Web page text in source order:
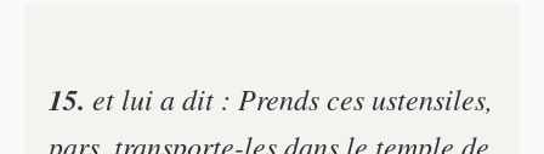
15. et lui a dit : Prends ces ustensiles,
pars, transporte-les dans le temple de